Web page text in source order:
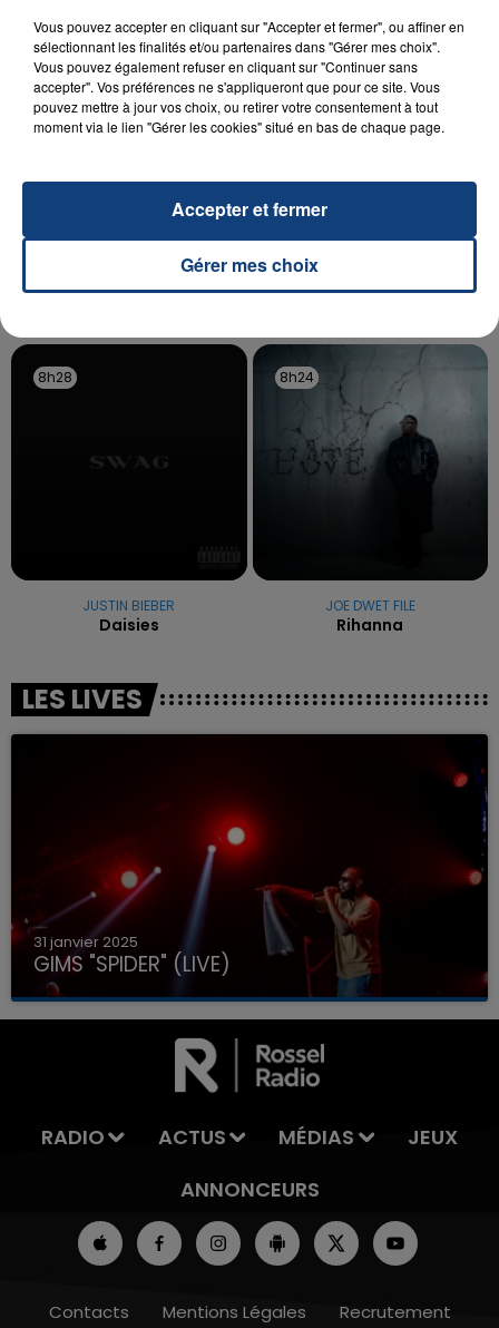
UNE ADOLESCENTE DEVANT SE FAIRE
OPÉRER DE LA CHEVILLE RESSORT DE LA...
La famille a porté plainte contre la clinique qui a
reconnu sa responsabilité et présenté ses
excuses.
8h28
8h28
JUSTIN BIEBER
Daisies
8h24
8h24
JOE DWET FILE
Rihanna
LES LIVES
31 janvier 2025
GIMS "SPIDER" (LIVE)
RADIO ACTUS MÉDIAS
JEUX
ANNONCEURS
Contacts Mentions Légales Recrutement
Vous pouvez accepter en cliquant sur "Accepter et fermer", ou affiner en
sélectionnant les finalités et/ou partenaires dans "Gérer mes choix".
Vous pouvez également refuser en cliquant sur "Continuer sans
accepter". Vos préférences ne s'appliqueront que pour ce site. Vous
pouvez mettre à jour vos choix, ou retirer votre consentement à tout
moment via le lien "Gérer les cookies" situé en bas de chaque page.
Gérer mes choix
Accepter et fermer